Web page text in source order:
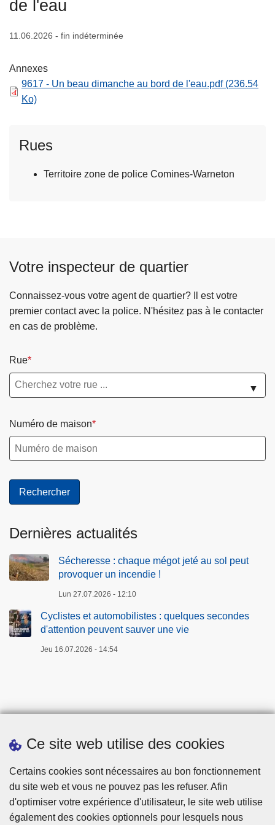
Ce site web utilise des cookies
Certains cookies sont nécessaires au bon fonctionnement
du site web et vous ne pouvez pas les refuser. Afin
d'optimiser votre expérience d'utilisateur, le site web utilise
également des cookies optionnels pour lesquels nous
de l'eau
11.06.2026 - fin indéterminée
Annexes
9617 - Un beau dimanche au bord de l'eau.pdf (236.54
Ko)
Rues
Territoire zone de police Comines-Warneton
Votre inspecteur de quartier
Connaissez-vous votre agent de quartier? Il est votre
premier contact avec la police. N'hésitez pas à le contacter
en cas de problème.
Rue
▼
Numéro de maison
Dernières actualités
Sécheresse : chaque mégot jeté au sol peut
provoquer un incendie !
Lun 27.07.2026 - 12:10
Cyclistes et automobilistes : quelques secondes
d'attention peuvent sauver une vie
Jeu 16.07.2026 - 14:54
Téléchargements